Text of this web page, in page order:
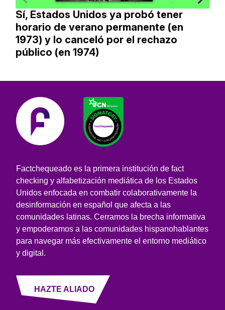
Sí, Estados Unidos ya probó tener
horario de verano permanente (en
1973) y lo canceló por el rechazo
público (en 1974)
Factchequeado es la primera institución de fact
checking y alfabetización mediática de los Estados
Unidos enfocada en combatir colaborativamente la
desinformación en español que afecta a las
comunidades latinas. Cerramos la brecha informativa
y empoderamos a las comunidades hispanohablantes
para navegar más efectivamente el entorno mediático
y digital.
HAZTE ALIADO